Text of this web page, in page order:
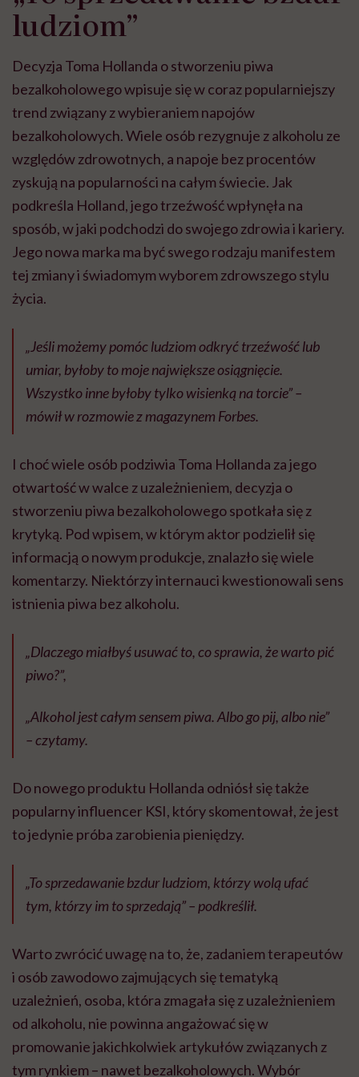
ludziom”
Decyzja Toma Hollanda o stworzeniu piwa
bezalkoholowego wpisuje się w coraz popularniejszy
trend związany z wybieraniem napojów
bezalkoholowych. Wiele osób rezygnuje z alkoholu ze
względów zdrowotnych, a napoje bez procentów
zyskują na popularności na całym świecie. Jak
podkreśla Holland, jego trzeźwość wpłynęła na
sposób, w jaki podchodzi do swojego zdrowia i kariery.
Jego nowa marka ma być swego rodzaju manifestem
tej zmiany i świadomym wyborem zdrowszego stylu
życia.
„Jeśli możemy pomóc ludziom odkryć trzeźwość lub
umiar, byłoby to moje największe osiągnięcie.
Wszystko inne byłoby tylko wisienką na torcie” –
mówił w rozmowie z magazynem Forbes.
I choć wiele osób podziwia Toma Hollanda za jego
otwartość w walce z uzależnieniem, decyzja o
stworzeniu piwa bezalkoholowego spotkała się z
krytyką. Pod wpisem, w którym aktor podzielił się
informacją o nowym produkcje, znalazło się wiele
komentarzy. Niektórzy internauci kwestionowali sens
istnienia piwa bez alkoholu.
„Dlaczego miałbyś usuwać to, co sprawia, że ​​warto pić
piwo?”,
„Alkohol jest całym sensem piwa. Albo go pij, albo nie”
– czytamy.
Do nowego produktu Hollanda odniósł się także
popularny influencer KSI, który skomentował, że jest
to jedynie próba zarobienia pieniędzy.
„To sprzedawanie bzdur ludziom, którzy wolą ufać
tym, którzy im to sprzedają” – podkreślił.
Warto zwrócić uwagę na to, że, zadaniem terapeutów
i osób zawodowo zajmujących się tematyką
uzależnień, osoba, która zmagała się z uzależnieniem
od alkoholu, nie powinna angażować się w
promowanie jakichkolwiek artykułów związanych z
tym rynkiem – nawet bezalkoholowych. Wybór